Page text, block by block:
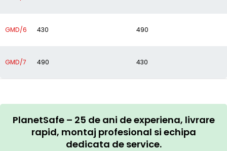
GMD/6 430 490
GMD/7 490 430
PlanetSafe – 25 de ani de experiena, livrare
rapid, montaj profesional si echipa
dedicata de service.